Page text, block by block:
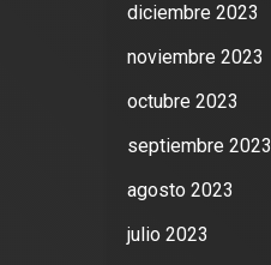
diciembre 2023
noviembre 2023
octubre 2023
septiembre 2023
agosto 2023
julio 2023